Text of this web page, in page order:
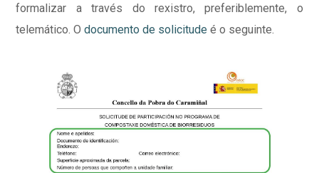
formalizar a través do rexistro, preferiblemente, o
telemático. Odocumento de solicitude é o seguinte.